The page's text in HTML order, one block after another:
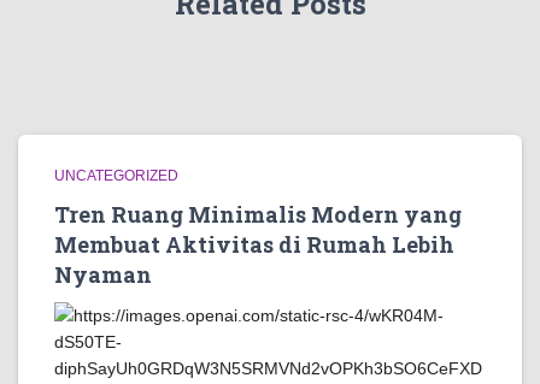
UNCATEGORIZED
Tren Ruang Minimalis Modern yang
Membuat Aktivitas di Rumah Lebih
Nyaman